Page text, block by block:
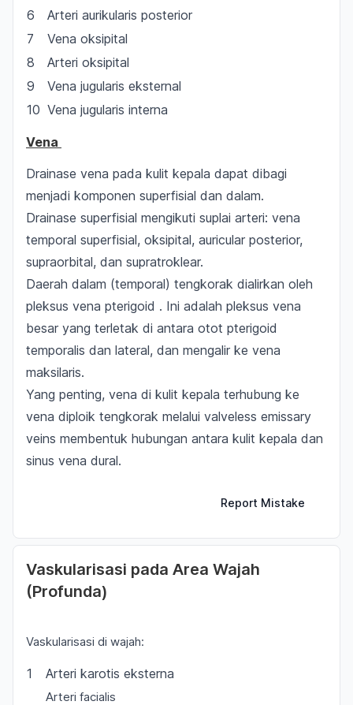
6
Arteri aurikularis posterior
7
Vena oksipital
8
Arteri oksipital
9
Vena jugularis eksternal
10 Vena jugularis interna
Vena
Drainase vena pada kulit kepala dapat dibagi
menjadi komponen superfisial dan dalam.
Drainase superfisial mengikuti suplai arteri: vena
temporal superfisial, oksipital, auricular posterior,
supraorbital, dan supratroklear.
Daerah dalam (temporal) tengkorak dialirkan oleh
pleksus vena pterigoid . Ini adalah pleksus vena
besar yang terletak di antara otot pterigoid
temporalis dan lateral, dan mengalir ke vena
maksilaris.
Yang penting, vena di kulit kepala terhubung ke
vena diploik tengkorak melalui valveless emissary
veins membentuk hubungan antara kulit kepala dan
sinus vena dural.
Report Mistake
Vaskularisasi pada Area Wajah
(Profunda)
Vaskularisasi di wajah:
1 Arteri karotis eksterna
Arteri facialis